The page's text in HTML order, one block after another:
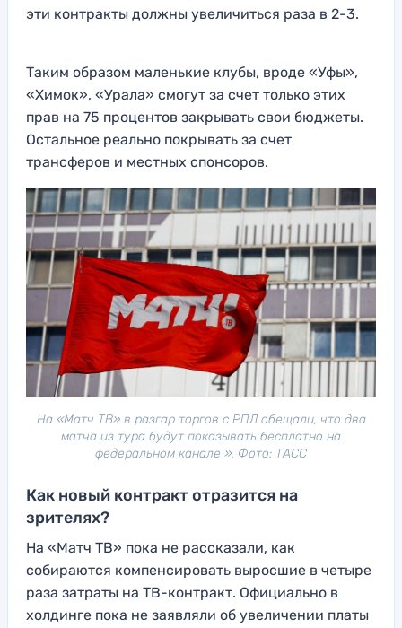
эти контракты должны увеличиться раза в 2-3.
Таким образом маленькие клубы, вроде «Уфы»,
«Химок», «Урала» смогут за счет только этих
прав на 75 процентов закрывать свои бюджеты.
Остальное реально покрывать за счет
трансферов и местных спонсоров.
На «Матч ТВ» в разгар торгов с РПЛ обещали, что два
матча из тура будут показывать бесплатно на
федеральном канале ». Фото: ТАСС
Как новый контракт отразится на
зрителях?
На «Матч ТВ» пока не рассказали, как
собираются компенсировать выросшие в четыре
раза затраты на ТВ-контракт. Официально в
холдинге пока не заявляли об увеличении платы